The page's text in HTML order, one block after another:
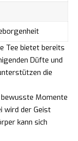
Tee bietet bereits
Düfte und
die
Momente
wird der Geist
kann sich